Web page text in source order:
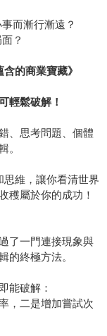
而漸行漸遠？
？
的商業寶藏》
輕鬆破解！
、思考問題、個體
。
維，讓你看清世界
穫屬於你的成功！
了一門連接現象與
的終極方法。
能破解：
，二是增加嘗試次